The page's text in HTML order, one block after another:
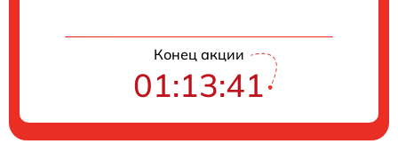
Конец акции
01:13:41